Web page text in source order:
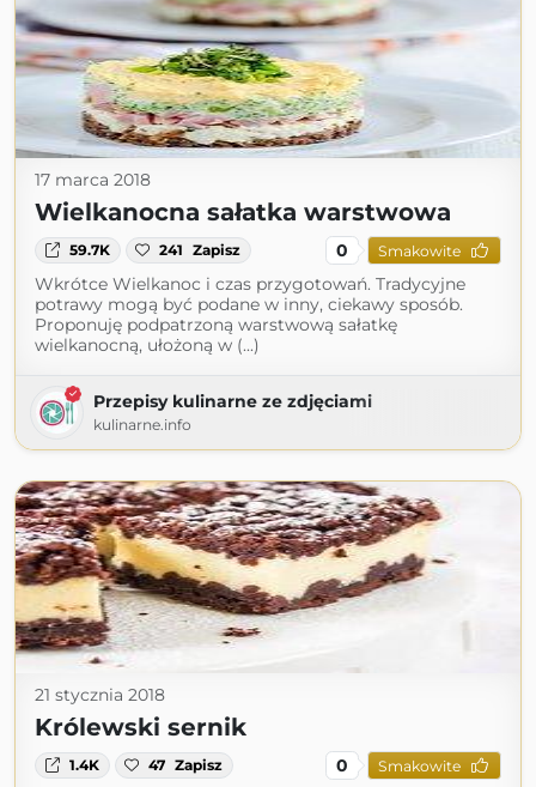
17 marca 2018
Wielkanocna sałatka warstwowa
59.7K 241 Zapisz 0 Smakowite
Wkrótce Wielkanoc i czas przygotowań. Tradycyjne
potrawy mogą być podane w inny, ciekawy sposób.
Proponuję podpatrzoną warstwową sałatkę
wielkanocną, ułożoną w (...)
Przepisy kulinarne ze zdjęciami
kulinarne.info
21 stycznia 2018
Królewski sernik
1.4K 47 Zapisz 0 Smakowite